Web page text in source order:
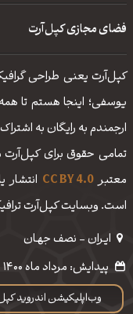
فضای مجازی کپل‌آرت
کپل‌آرت یعنی طراحی
یوسفی؛ اینجا هستم تا
ارجمندم به رایگان به
تمامی حقوق برای
معتبرCC BY 4.0 انتشار
است. وبسایت کپل‌آرت
ایـران - نصف جهـان
وب‌اپلیکیشن اندروید
پیدایش: مرداد ماه 1400